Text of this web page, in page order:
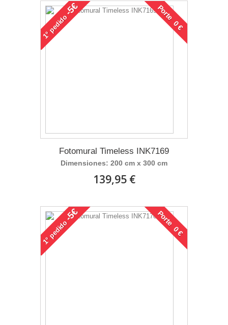
1°
pedido
-5€ Porte 0 €
Fotomural Timeless INK7169
Dimensiones: 200 cm x 300 cm
139,95 €
1°
pedido
-5€ Porte 0 €